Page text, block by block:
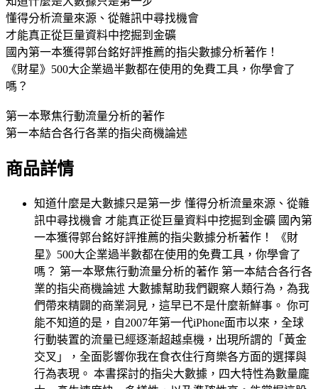
懂得分析流量來源、從雜訊中尋找機會
才能真正從巨量資料中挖掘到金礦
國內第一本獲得郭台銘好評推薦的指尖數據分析著作！
《財星》500大企業過半數都在使用的免費工具，你學會了
嗎？
第一本聚焦行動流量分析的著作
第一本結合各行各業的指尖商機論述
商品詳情
知道什麼是大數據只是第一步 懂得分析流量來源、從雜
訊中尋找機會 才能真正從巨量資料中挖掘到金礦 國內第
一本獲得郭台銘好評推薦的指尖數據分析著作！ 《財
星》500大企業過半數都在使用的免費工具，你學會了
嗎？ 第一本聚焦行動流量分析的著作 第一本結合各行各
業的指尖商機論述 大數據幫助我們觀察人類行為，為我
們帶來精闢的商業洞見，這早已不是什麼新鮮事。 你可
能不知道的是，自2007年第一代iPhone面市以來，全球
行動裝置的流量已經逐漸超越桌機，出現所謂的「黃金
交叉」，全面影響你我在食衣住行育樂各方面的選擇與
行為表現。 本書探討的指尖大數據，四大特性為數量龐